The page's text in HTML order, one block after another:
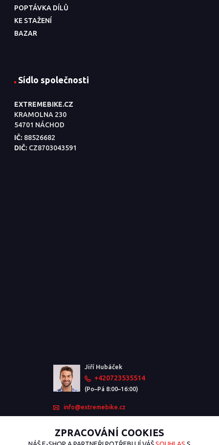
POPTÁVKA DÍLŮ
KE STAŽENÍ
BAZAR
Sídlo společnosti
EXTREMEBIKE.CZ
KRAMOLNA 230
54701 NÁCHOD
IČ: 88526682
DIČ: CZ8703043591
Jiří Hubáček
+420723535514
(Po–Pá 8:00–16:00)
info@extremebike.cz
ZPRACOVÁNÍ COOKIES